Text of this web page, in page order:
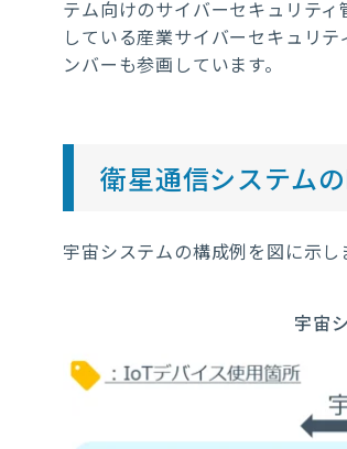
テム向けのサイバーセキュリテ
している産業サイバーセキュリ
ンバーも参画しています。
衛星通信システム
宇宙システムの構成例を図に示し
宇宙